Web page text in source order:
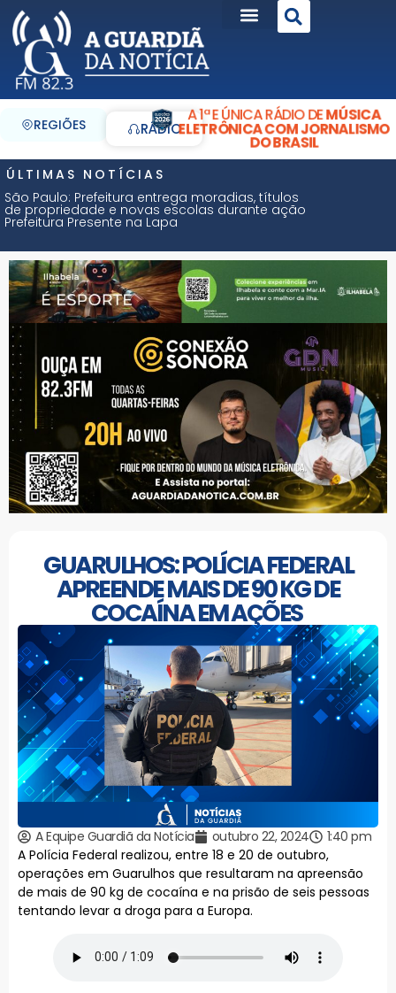
REGIÕES RÁDIO
A 1ª E ÚNICA RÁDIO DEMÚSICA
ELETRÔNICA COM JORNALISMO
DO BRASIL
ÚLTIMAS NOTÍCIAS
São Paulo: Prefeitura entrega moradias, títulos
de propriedade e novas escolas durante ação
Prefeitura Presente na Lapa
GUARULHOS: POLÍCIA FEDERAL
APREENDE MAIS DE 90 KG DE
COCAÍNA EM AÇÕES
A Equipe Guardiã da Notícia outubro 22, 2024
1:40 pm
A Polícia Federal realizou, entre 18 e 20 de outubro,
operações em Guarulhos que resultaram na apreensão
de mais de 90 kg de cocaína e na prisão de seis pessoas
tentando levar a droga para a Europa.